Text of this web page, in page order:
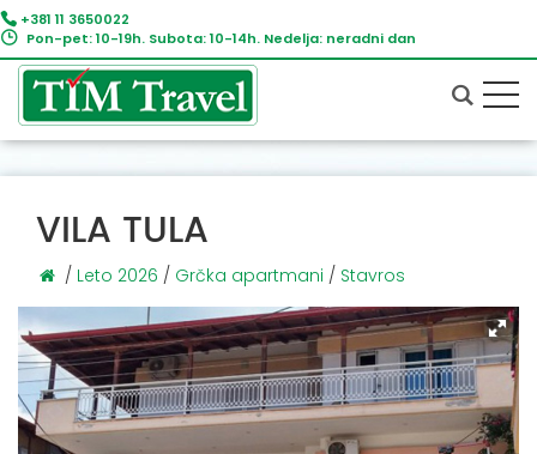
+381 11 3650022
Pon-pet: 10-19h. Subota: 10-14h. Nedelja: neradni dan
VILA TULA
/ Leto 2026 / Grčka apartmani / Stavros